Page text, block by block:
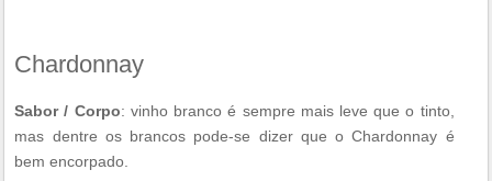
Chardonnay
Sabor / Corpo: vinho branco é sempre mais leve que o tinto,
mas dentre os brancos pode-se dizer que o Chardonnay é
bem encorpado.